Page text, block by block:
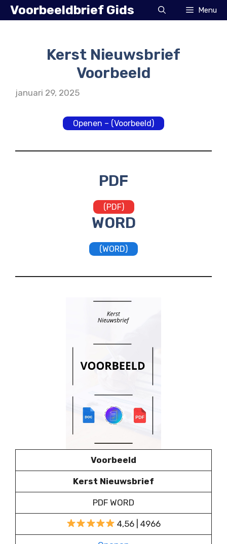
Ga
naar
Voorbeeldbrief Gids Menu
Kerst Nieuwsbrief
Voorbeeld
januari 29, 2025
Openen – (Voorbeeld)
PDF
(PDF)
WORD
(WORD)
Voorbeeld
Kerst Nieuwsbrief
PDF WORD
4,56 | 4966